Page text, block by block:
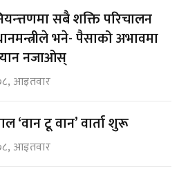
सबै शक्ति परिचालन
भने- पैसाको अभावमा
नजाओस्
आइतवार
‘वान टू वान’ वार्ता शुरू
आइतवार